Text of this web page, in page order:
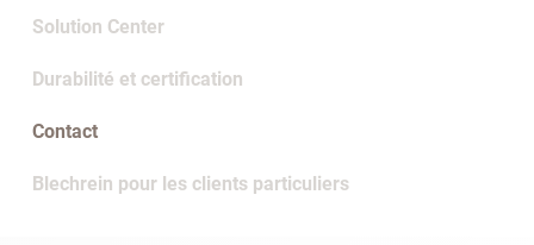
Solution Center
Durabilité et certification
Contact
Blechrein pour les clients particuliers